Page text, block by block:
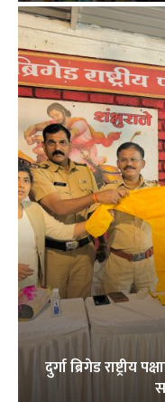
दुर्गा ब्रिगेड राष्ट्रीय